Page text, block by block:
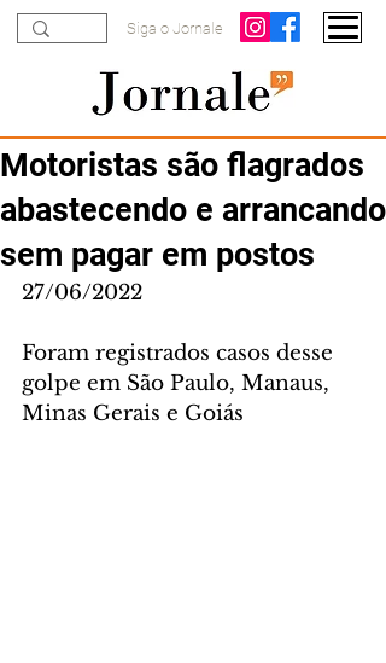
Siga o Jornale
Motoristas são flagrados
abastecendo e arrancando
sem pagar em postos
27/06/2022
Foram registrados casos desse
golpe em São Paulo, Manaus,
Minas Gerais e Goiás